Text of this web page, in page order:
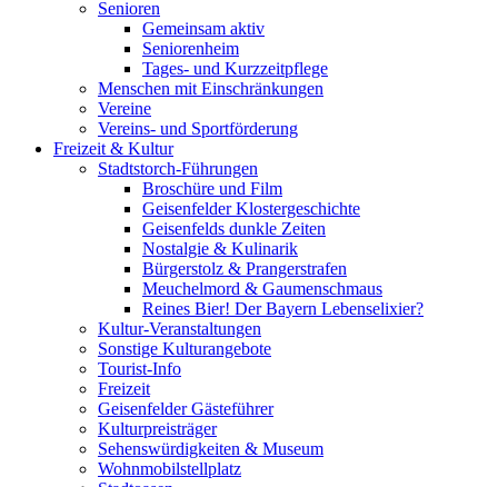
Senioren
Gemeinsam aktiv
Seniorenheim
Tages- und Kurzzeitpflege
Menschen mit Einschränkungen
Vereine
Vereins- und Sportförderung
Freizeit & Kultur
Stadtstorch-Führungen
Broschüre und Film
Geisenfelder Klostergeschichte
Geisenfelds dunkle Zeiten
Nostalgie & Kulinarik
Bürgerstolz & Prangerstrafen
Meuchelmord & Gaumenschmaus
Reines Bier! Der Bayern Lebenselixier?
Kultur-Veranstaltungen
Sonstige Kulturangebote
Tourist-Info
Freizeit
Geisenfelder Gästeführer
Kulturpreisträger
Sehenswürdigkeiten & Museum
Wohnmobilstellplatz